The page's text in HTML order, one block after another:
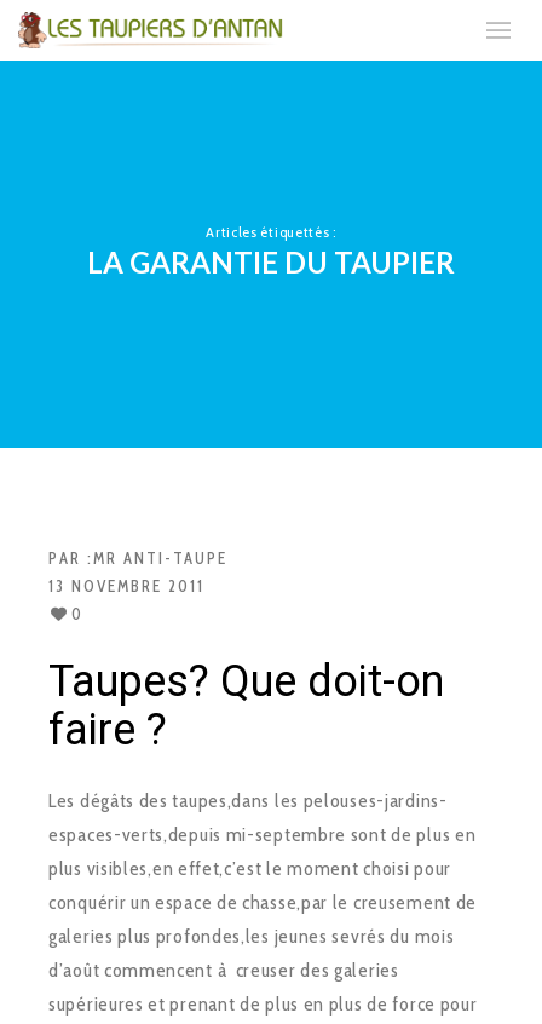
Articles étiquettés :
LA GARANTIE DU TAUPIER
PAR :MR ANTI-TAUPE
13 NOVEMBRE 2011
0
Taupes? Que doit-on
faire ?
Les dégâts des taupes,dans les pelouses-jardins-
espaces-verts,depuis mi-septembre sont de plus en
plus visibles,en effet,c’est le moment choisi pour
conquérir un espace de chasse,par le creusement de
galeries plus profondes,les jeunes sevrés du mois
d’août commencent à creuser des galeries
supérieures et prenant de plus en plus de force pour